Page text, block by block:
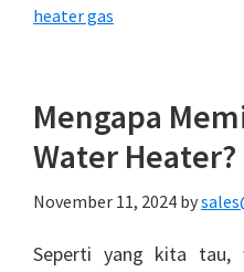
heater gas
Mengapa
Water Heater?
November 11, 2024 by
Seperti yang kita tau,